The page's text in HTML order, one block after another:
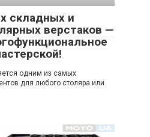
складных и
верстаков —
одним из самых
для любого столяра или